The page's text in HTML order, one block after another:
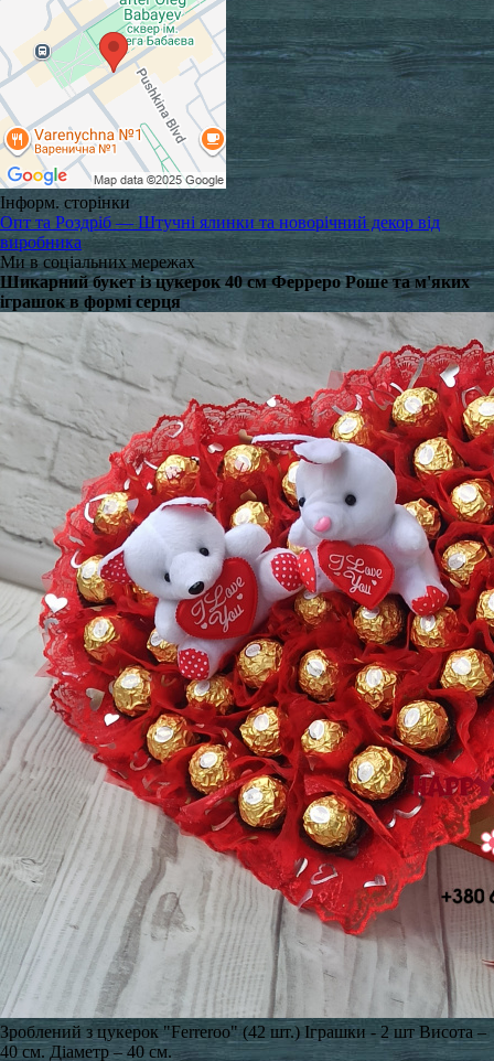
Інформ. сторінки
Опт та Роздріб — Штучні ялинки та новорічний декор від
виробника
Ми в соціальних мережах
Шикарний букет із цукерок 40 см Ферреро Роше та м'яких
іграшок в формі серця
Зроблений з цукерок "Ferreroo" (42 шт.) Іграшки - 2 шт Висота –
40 см. Діаметр – 40 см.